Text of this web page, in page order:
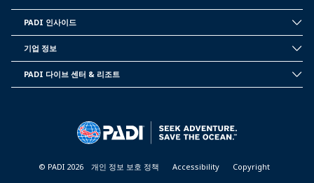
PADI
PADI 인사이드
INFORMATION
기업 정보
PADI 다이브 센터 & 리조트
© PADI 2026 개인 정보 보호 정책 Accessibility Copyright